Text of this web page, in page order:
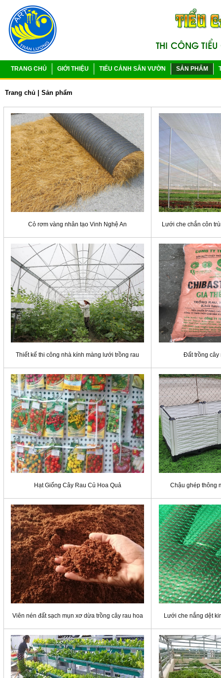
TRANG CHỦ GIỚI THIỆU TIỂU CẢNH SÂN VƯỜN SẢN PHẨM
Trang chủ Sản phẩm
Cỏ rơm vàng nhân tạo Vinh Nghệ An Lưới che chắn côn
Thiết kế thi công nhà kính màng lưới trồng rau Đất trồng cây
Hạt Giống Cây Rau Củ Hoa Quả Chậu ghép thông
Viên nén đất sạch mụn xơ dừa trồng cây rau hoa Lưới che nắng dệt